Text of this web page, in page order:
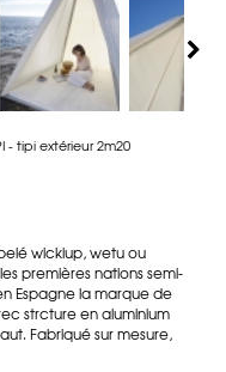
- tipi extérieur 2m20
wickiup, wetu ou
premières nations semi-
Espagne la marque de
strcture en aluminium
Fabriqué sur mesure,